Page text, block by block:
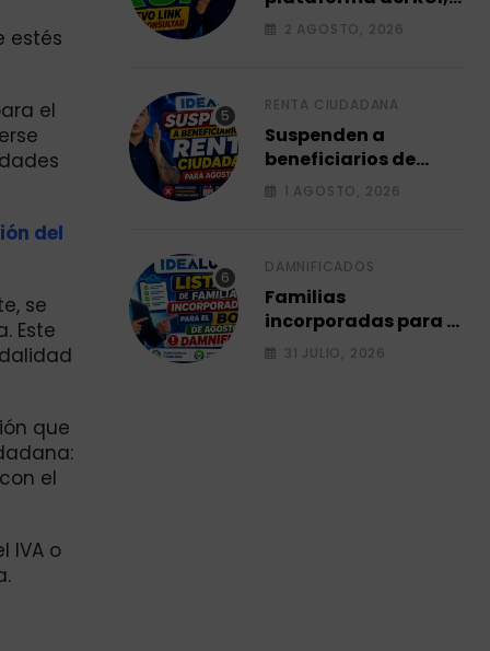
estés
el
del
se
Este
que
el
IVA o
Link para consultar
2 AGOSTO, 2026
RENTA CIUDADANA
Suspenden a
beneficiarios de
renta ciudadana
1 AGOSTO, 2026
DAMNIFICADOS
Familias
incorporadas para el
bono de agosto a
31 JULIO, 2026